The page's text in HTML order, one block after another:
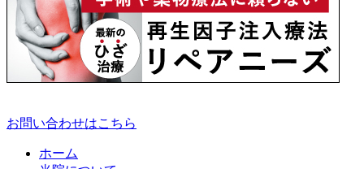
お問い合わせはこちら
ホーム